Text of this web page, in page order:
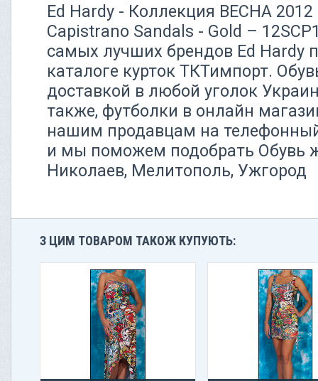
Ed Hardy - Коллекция ВЕСНА
Capistrano Sandals - Gold –
самых лучших брендов Ed Hardy
каталоге курток ТКТимпорт.
доставкой в любой уголок
также, футболки в онлайн
нашим продавцам на
и мы поможем подобрать Обувь
Николаев, Мелитополь, Ужгород
З ЦИМ ТОВАРОМ ТАКОЖ КУПУЮТЬ: